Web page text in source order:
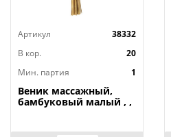
Артикул
38332
В кор.
20
Мин. партия
1
Веник массажный,
бамбуковый малый , ,